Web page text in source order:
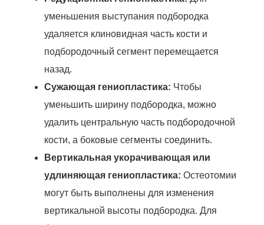
уменьшения выступания подбородка
удаляется клиновидная часть кости и
подбородочный сегмент перемещается
назад.
Сужающая гениопластика: Чтобы
уменьшить ширину подбородка, можно
удалить центральную часть подбородочной
кости, а боковые сегменты соединить.
Вертикальная укорачивающая или
удлиняющая гениопластика: Остеотомии
могут быть выполнены для изменения
вертикальной высоты подбородка. Для